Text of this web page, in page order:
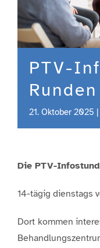
Information
KontaktPTV-
21. Oktober 2025
Die PTV-
14-tägig dienstags
Dort kommen